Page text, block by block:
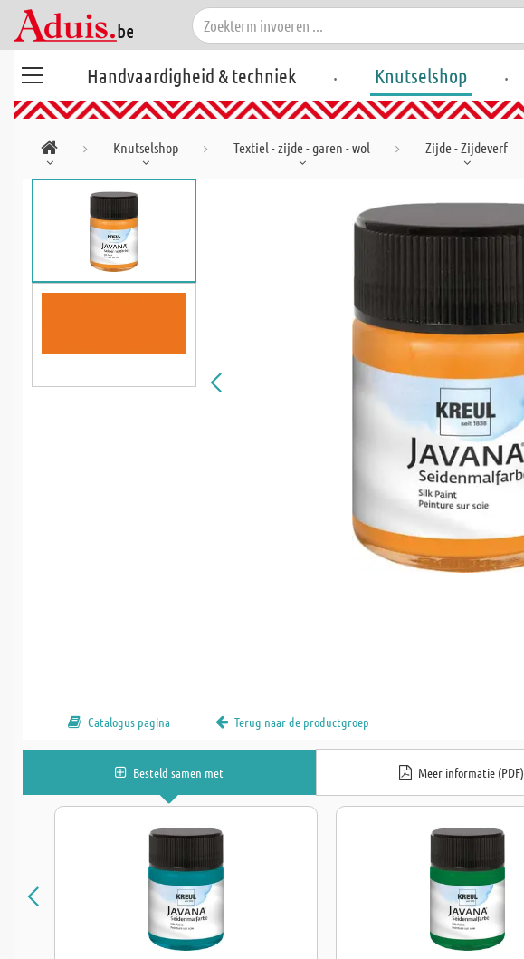
Handvaardigheid & techniek . Knutselshop .
Knutselshop Textiel - zijde - garen - wol Zijde - Zijdeverf
Catalogus pagina Terug naar de productgroep
Besteld samen met Meer informatie (PDF)